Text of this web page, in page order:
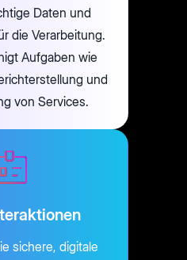
Daten und
die Verarbeitung.
Aufgaben wie
und
von Services.
sichere, digitale